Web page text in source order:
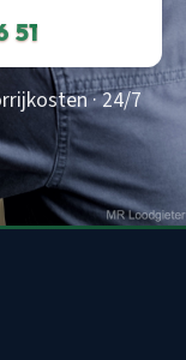
51
· 24/7